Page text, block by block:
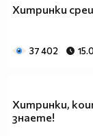
Хитринки
37 402
Хитринки,
знаете!